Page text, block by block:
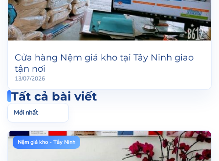
Cửa hàng Nệm giá kho tại Tây Ninh giao
tận nơi
13/07/2026
Tất cả bài viết
Sắp
xếp
bài
viết Nệm giá kho - Tây Ninh